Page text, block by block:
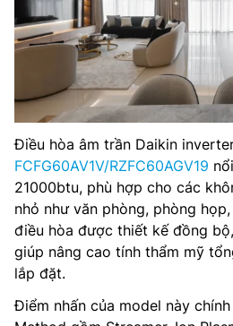
Điều hòa âm trần Daikin
FCFG60AV1V/RZFC60AGV19
21000btu, phù hợp cho các
nhỏ như văn phòng, phòng
điều hòa được thiết kế đồng
giúp nâng cao tính thẩm mỹ
lắp đặt.
Điểm nhấn của model này